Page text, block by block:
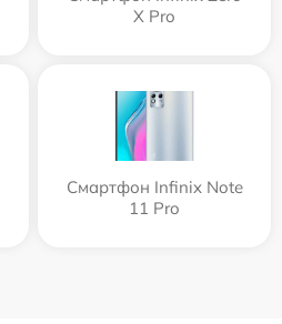
X Pro
Смартфон Infinix Note
11 Pro